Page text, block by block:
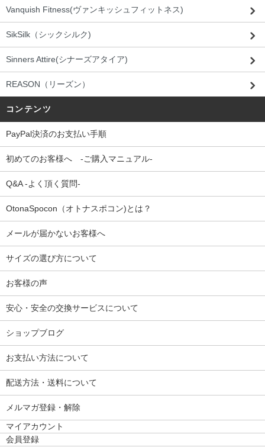
Vanquish Fitness(ヴァンキッシュフィットネス)
SikSilk（シックシルク)
Sinners Attire(シナーズアタイア)
REASON（リーズン）
コンテンツ
PayPal決済のお支払い手順
初めてのお客様へ -ご購入マニュアル-
Q&A -よく頂く質問-
OtonaSpocon（オトナスポコン)とは？
メールが届かないお客様へ
サイズの選び方について
お客様の声
安心・安全の交換サービスについて
ショップブログ
お支払い方法について
配送方法・送料について
メルマガ登録・解除
マイアカウント
会員登録